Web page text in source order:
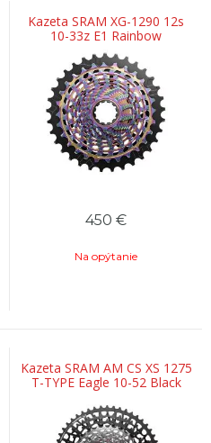
Kazeta SRAM XG-1290 12s
10-33z E1 Rainbow
450 €
Na opýtanie
Kazeta SRAM AM CS XS 1275
T-TYPE Eagle 10-52 Black